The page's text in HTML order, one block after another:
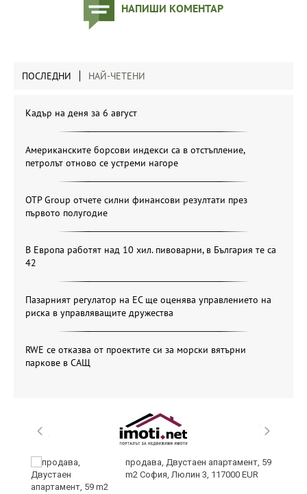
НАПИШИ КОМЕНТАР
ПОСЛЕДНИ НАЙ-ЧЕТЕНИ
Кадър на деня за 6 август
Американските борсови индекси са в отстъпление,
петролът отново се устреми нагоре
OTP Group отчете силни финансови резултати през
първото полугодие
В Европа работят над 10 хил. пивоварни, в България те са
42
Пазарният регулатор на ЕС ще оценява управлението на
риска в управляващите дружества
RWE се отказва от проектите си за морски вятърни
паркове в САЩ
продава, Двустаен апартамент, 59
m2 София, Люлин 3, 117000 EUR